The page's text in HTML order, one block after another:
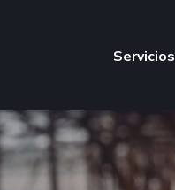
Servicios